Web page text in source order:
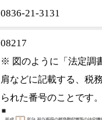
0836-21-3131
08217
※ 図のように「法定調
肩などに記載する、税
られた番号のことです。